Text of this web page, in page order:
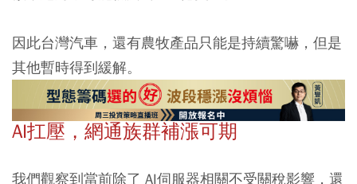
因此台灣汽車，還有農牧產品只能是持續驚嚇，但是
其他暫時得到緩解。
AI扛壓，網通族群補漲可期
我們觀察到當前除了 AI伺服器相關不受關稅影響，還